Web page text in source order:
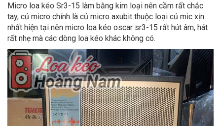
Micro loa kéo Sr3-15 làm bằng kim loại nên cầm rất chắc
tay, củ micro chính là củ micro axubit thuộc loại củ mic xịn
nhất hiện tại nên micro loa kéo oscar sr3-15 rất hút âm, hát
rất nhẹ mà các dòng loa kéo khác không có.